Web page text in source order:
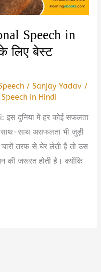
Speech in
लिए बेस्ट
/Sanjay Yadav /
in Hindi
दुनिया में हर कोई सफलता
साथ-साथ असफलता भी जुड़ी
तरफ से घेर लेती है तो उस
की जरूरत होती है। क्योंकि